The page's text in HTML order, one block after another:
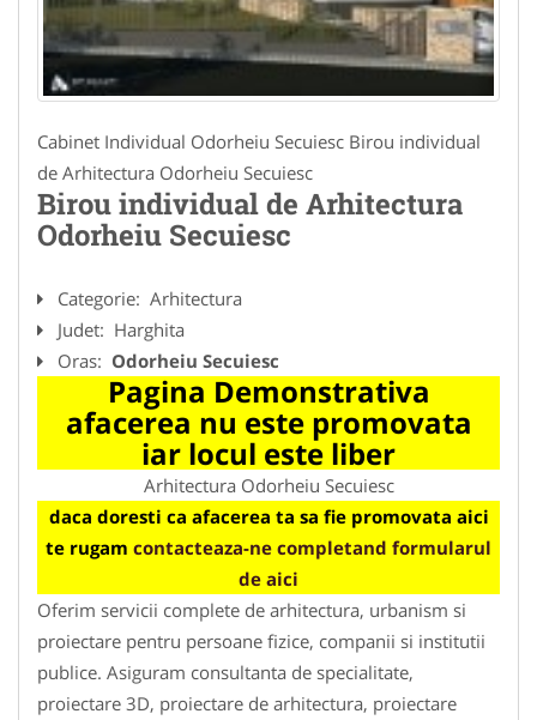
Cabinet Individual Odorheiu Secuiesc Birou individual
de Arhitectura Odorheiu Secuiesc
Birou individual de Arhitectura
Odorheiu Secuiesc
Categorie: Arhitectura
Judet: Harghita
Oras: Odorheiu Secuiesc
Pagina Demonstrativa
afacerea nu este promovata
iar locul este liber
Arhitectura Odorheiu Secuiesc
daca doresti ca afacerea ta sa fie promovata aici
te rugam contacteaza-ne completand formularul
de aici
Oferim servicii complete de arhitectura, urbanism si
proiectare pentru persoane fizice, companii si institutii
publice. Asiguram consultanta de specialitate,
proiectare 3D, proiectare de arhitectura, proiectare